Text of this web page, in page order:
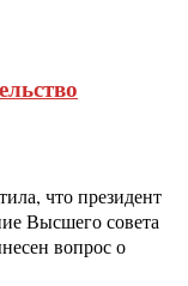
что президент
Высшего совета
вопрос о